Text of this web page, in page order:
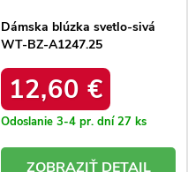
Dámska blúzka svetlo-sivá
WT-BZ-A1247.25
12,60 €
Odoslanie 3-4 pr. dní27 ks
DETAIL